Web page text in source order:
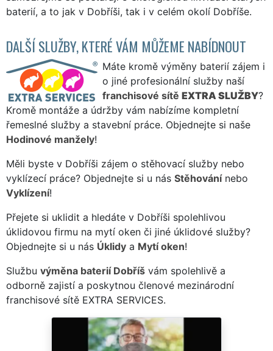
baterií, a to jak v Dobříši, tak i v celém okolí Dobříše.
DALŠÍ SLUŽBY, KTERÉ VÁM MŮŽEME NABÍDNOUT
Máte kromě výměny baterií zájem i
o jiné profesionální služby naší
franchisové sítě EXTRA SLUŽBY?
Kromě montáže a údržby vám nabízíme kompletní
řemeslné služby a stavební práce. Objednejte si naše
Hodinové manžely!
Měli byste v Dobříši zájem o stěhovací služby nebo
vyklízecí práce? Objednejte si u nás Stěhovánínebo
Vyklízení!
Přejete si uklidit a hledáte v Dobříši spolehlivou
úklidovou firmu na mytí oken či jiné úklidové služby?
Objednejte si u nás Úklidy a Mytí oken!
Službu výměna baterií Dobříš vám spolehlivě a
odborně zajistí a poskytnou členové mezinárodní
franchisové sítě EXTRA SERVICES.